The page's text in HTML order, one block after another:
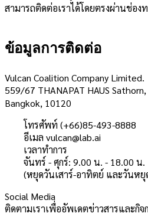
สามารถติดต่อเราได้โดยตรงผ่านช่อง
ข้อมูลการติดต่อ
Vulcan Coalition Company Limited.
559/67 THANAPAT HAUS
Bangkok, 10120
โทรศัพท์ (+66)85-493-8888
อีเมล vulcan@lab.ai
เวลาทำการ
จันทร์ - ศุกร์: 9.00 น. - 18.00 น.
(หยุดวันเสาร์-อาทิตย์ และวันหยุ
Social Media
ติดตามเราเพื่ออัพเดตข่าวสารและกิจ